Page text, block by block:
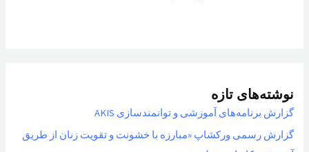
نوشته‌های تازه
گزارش برنامه‌های آموزشی و توانمندسازی AKIS
گزارش رسمی ورکشاپ «مبارزه با خشونت و تقویت زنان از طریق